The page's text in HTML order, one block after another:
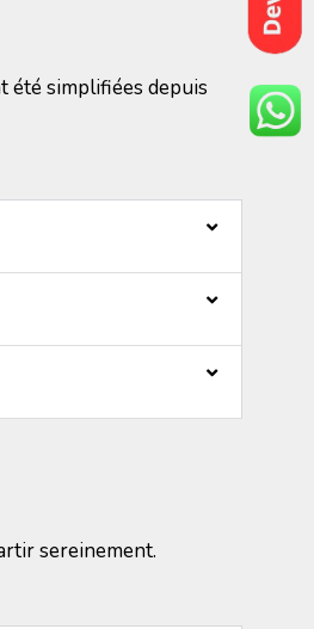
été simplifiées depuis
sereinement.